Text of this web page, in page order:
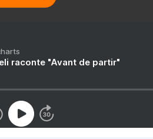
raconte "Avant de partir"